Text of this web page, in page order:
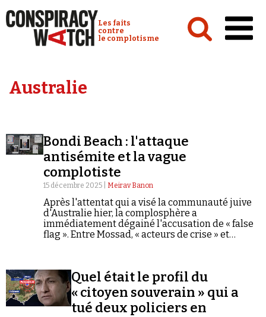
Conspiracy Watch :
Les faits
contre
le complotisme
Analyses
Vidéos
Émissions
Revues de presse
Australie
Bondi Beach : l'attaque
antisémite et la vague
complotiste
15 décembre 2025 | Meirav Banon
Après l'attentat qui a visé la communauté juive
d'Australie hier, la complosphère a
immédiatement dégainé l'accusation de « false
flag ». Entre Mossad, « acteurs de crise » et
et de faux générés par IA.
Quel était le profil du
« citoyen souverain » qui a
tué deux policiers en